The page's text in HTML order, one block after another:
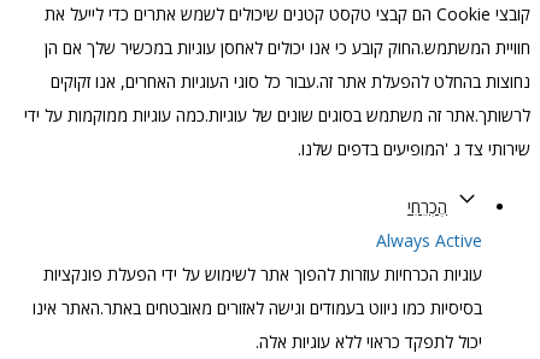
קובצי Cookie הם קבצי טקסט קטנים שיכולים לשמש אתרים כדי לייעל את
חוויית המשתמש.החוק קובע כי אנו יכולים לאחסן עוגיות במכשיר שלך אם הן
נחוצות בהחלט להפעלת אתר זה.עבור כל סוגי העוגיות האחרים, אנו זקוקים
לרשותך.אתר זה משתמש בסוגים שונים של עוגיות.כמה עוגיות ממוקמות על ידי
שירותי צד ג 'המופיעים בדפים שלנו.
הֶכְרֵחִי
Always Active
עוגיות הכרחיות עוזרות להפוך אתר לשימוש על ידי הפעלת פונקציות
בסיסיות כמו ניווט בעמודים וגישה לאזורים מאובטחים באתר.האתר אינו
יכול לתפקד כראוי ללא עוגיות אלה.